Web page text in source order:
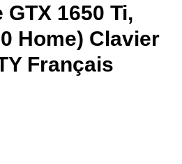
GTX 1650 Ti,
Home) Clavier
Français